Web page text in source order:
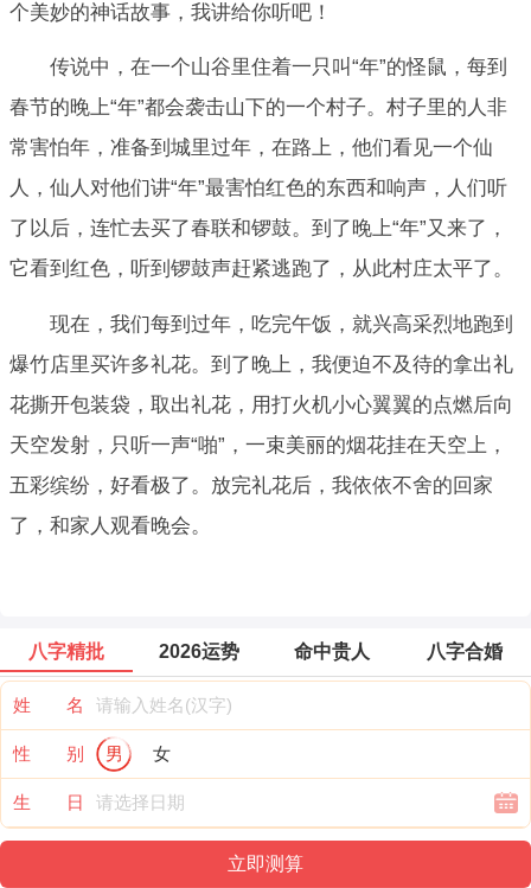
个美妙的神话故事，我讲给你听吧！
传说中，在一个山谷里住着一只叫“年”的怪鼠，每到
春节的晚上“年”都会袭击山下的一个村子。村子里的人非
常害怕年，准备到城里过年，在路上，他们看见一个仙
人，仙人对他们讲“年”最害怕红色的东西和响声，人们听
了以后，连忙去买了春联和锣鼓。到了晚上“年”又来了，
它看到红色，听到锣鼓声赶紧逃跑了，从此村庄太平了。
现在，我们每到过年，吃完午饭，就兴高采烈地跑到
爆竹店里买许多礼花。到了晚上，我便迫不及待的拿出礼
花撕开包装袋，取出礼花，用打火机小心翼翼的点燃后向
天空发射，只听一声“啪”，一束美丽的烟花挂在天空上，
五彩缤纷，好看极了。放完礼花后，我依依不舍的回家
了，和家人观看晚会。
八字精批 2026运势 命中贵人 八字合婚
姓 名
性 别 男 女
生 日